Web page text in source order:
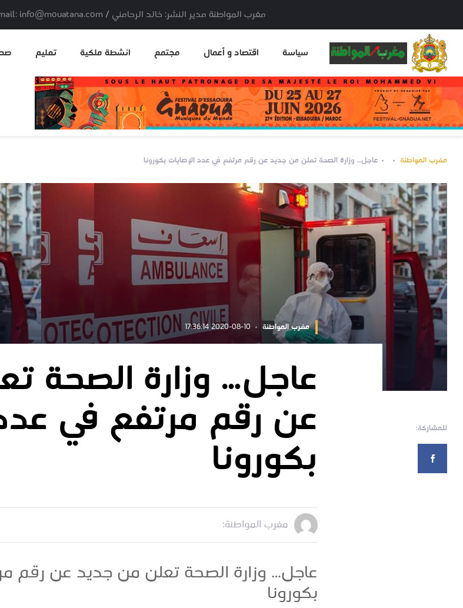
مغرب المواطنة مدير النشر: خالد الرحامني / E-mail: info@mouatana.com
سياسة اقتصاد و أعمال مجتمع انشطة ملكية تعليم
مغرب المواطنة عاجل… وزارة الصحة تعلن من جديد عن رقم مرتفع في عدد الإصابات بكورونا
مغرب المواطنة 2020-08-10 17:36:14
للمشاركة:
عاجل… وزارة الصحة
عن رقم مرتفع في
بكورونا
مغرب المواطنة:
عاجل… وزارة الصحة تعلن من جديد عن رقم
بكورونا